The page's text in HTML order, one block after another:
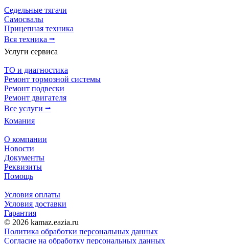
Седельные тягачи
Самосвалы
Прицепная техника
Вся техника ⭢
Услуги сервиса
ТО и диагностика
Ремонт тормозной системы
Ремонт подвески
Ремонт двигателя
Все услуги ⭢
Комания
О компании
Новости
Документы
Реквизиты
Помощь
Условия оплаты
Условия доставки
Гарантия
© 2026 kamaz.eazia.ru
Политика обработки персональных данных
Согласие на обработку персональных данных